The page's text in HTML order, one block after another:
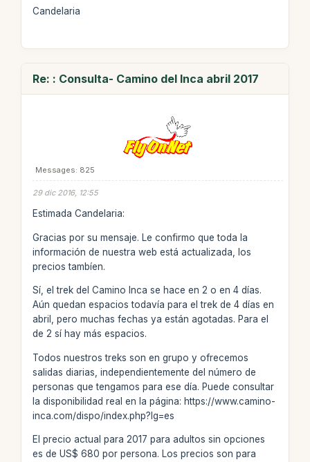
Candelaria
Re: : Consulta- Camino del Inca abril 2017
Messages: 825
29 dic 2016, 12:55
Estimada Candelaria:
Gracias por su mensaje. Le confirmo que toda la
información de nuestra web está actualizada, los
precios tambíen.
Sí, el trek del Camino Inca se hace en 2 o en 4 días.
Aún quedan espacios todavía para el trek de 4 días en
abril, pero muchas fechas ya están agotadas. Para el
de 2 sí hay más espacios.
Todos nuestros treks son en grupo y ofrecemos
salidas diarias, independientemente del número de
personas que tengamos para ese día. Puede consultar
la disponibilidad real en la página: https://www.camino-
inca.com/dispo/index.php?lg=es
El precio actual para 2017 para adultos sin opciones
es de US$ 680 por persona. Los precios son para